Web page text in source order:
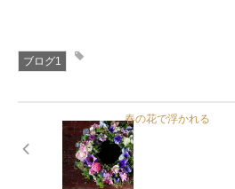
ブログ1
春の花で浮かれる